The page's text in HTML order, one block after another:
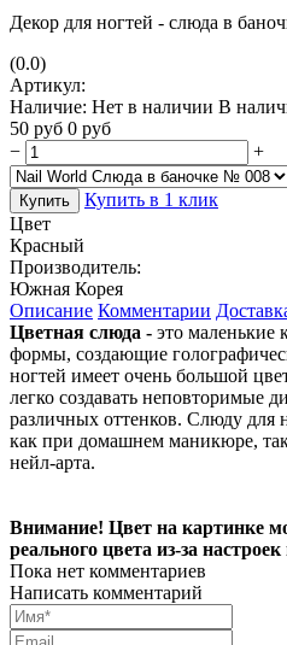
Декор для ногтей - слюда в
(0.0)
Артикул:
Наличие: Нет в наличии В
50 руб 0 руб
−
+
Купить
Купить в 1 клик
Цвет
Красный
Производитель:
Южная Корея
Описание Комментарии
Цветная слюда - это маленькие
формы, создающие
ногтей имеет очень большой
легко создавать неповторимые
различных оттенков. Слюду для
как при домашнем маникюре,
нейл-арта.
Внимание! Цвет на картинке
реального цвета из-за
Пока нет комментариев
Написать комментарий